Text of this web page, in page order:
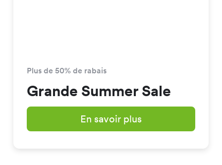
Plus de 50% de rabais
Grande Summer Sale
En savoir plus